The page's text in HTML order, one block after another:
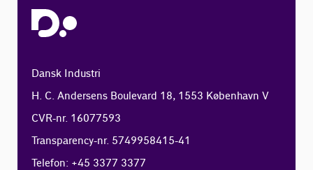
Dansk Industri
H. C. Andersens Boulevard 18, 1553 København V
CVR-nr. 16077593
Transparency-nr. 5749958415-41
Telefon: +45 3377 3377